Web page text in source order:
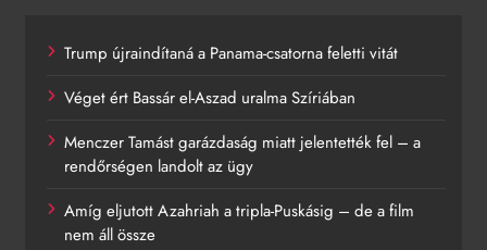
Trump újraindítaná a Panama-csatorna feletti vitát
Véget ért Bassár el-Aszad uralma Szíriában
Menczer Tamást garázdaság miatt jelentették fel – a
rendőrségen landolt az ügy
Amíg eljutott Azahriah a tripla-Puskásig – de a film
nem áll össze